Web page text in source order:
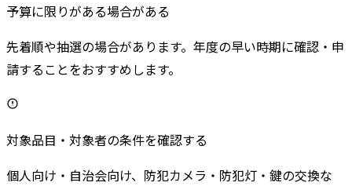
予算に限りがある場合がある
先着順や抽選の場合があります。年度の早い時期に確認・申
請することをおすすめします。
対象品目・対象者の条件を確認する
個人向け・自治会向け、防犯カメラ・防犯灯・鍵の交換な